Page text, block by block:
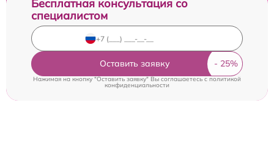
Бесплатная консультация со
специалистом
Оставить заявку
Нажимая на кнопку "Оставить заявку" Вы соглашаетесь c политикой
конфиденциальности